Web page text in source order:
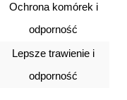
Ochrona komórek i
odporność
Lepsze trawienie i
odporność